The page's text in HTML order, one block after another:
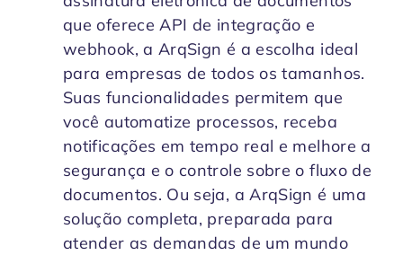
que oferece API de integração e
webhook, a ArqSign é a escolha ideal
para empresas de todos os tamanhos.
Suas funcionalidades permitem que
você automatize processos, receba
notificações em tempo real e melhore a
segurança e o controle sobre o fluxo de
documentos. Ou seja, a ArqSign é uma
solução completa, preparada para
atender as demandas de um mundo